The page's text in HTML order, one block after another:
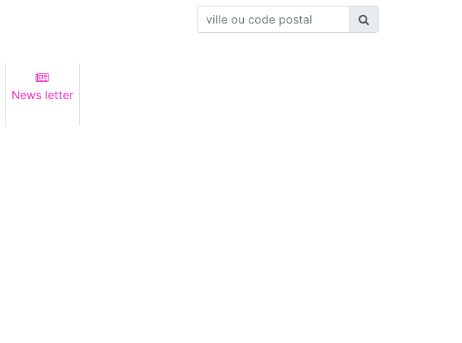
News letter